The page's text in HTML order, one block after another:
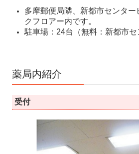
多摩郵便局隣、新都市センター
クフロアー内です。
駐車場：24台（無料：新都市セ
薬局内紹介
受付